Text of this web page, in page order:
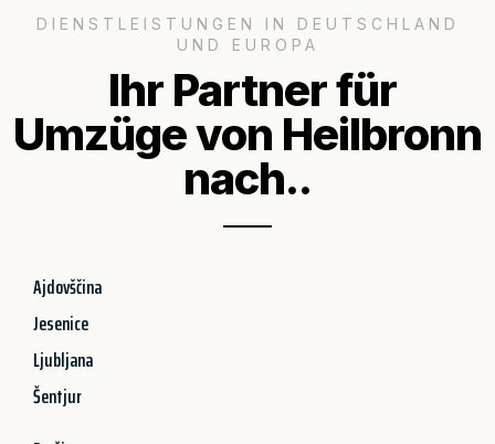
DIENSTLEISTUNGEN IN DEUTSCHLAND
UND EUROPA
Ihr Partner für
Umzüge von Heilbronn
nach..
Ajdovščina
Jesenice
Ljubljana
Šentjur